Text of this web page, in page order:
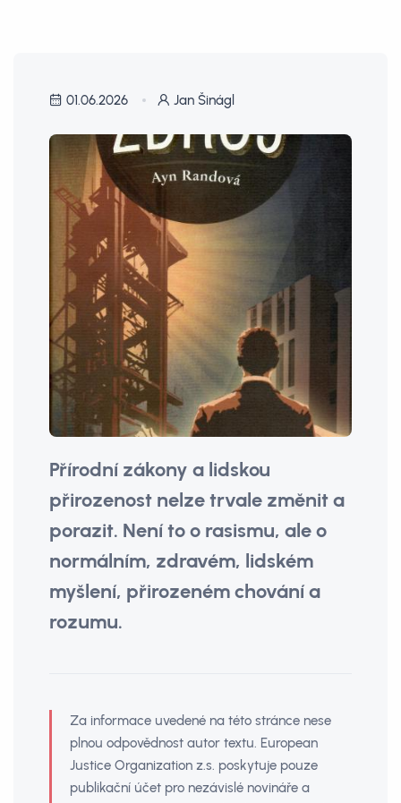
01.06.2026 Jan Šinágl
Přírodní zákony a lidskou
přirozenost nelze trvale změnit a
porazit. Není to o rasismu, ale o
normálním, zdravém, lidském
myšlení, přirozeném chování a
rozumu.
Za informace uvedené na této stránce nese
plnou odpovědnost autor textu. European
Justice Organization z.s. poskytuje pouze
publikační účet pro nezávislé novináře a